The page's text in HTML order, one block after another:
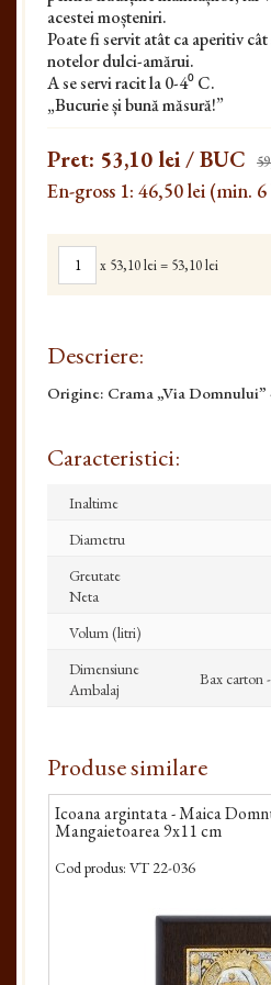
acestei moșteniri.
Poate fi servit atât ca aperitiv
notelor dulci-amărui.
A se servi racit la 0-4⁰ C.
„Bucurie și bună măsură!”
Pret: 53,10 lei/ BUC
En-gross 1: 46,50 lei (min. 6
x 53,10 lei= 53,10 lei
Descriere:
Origine: Crama „Via
Caracteristici:
Inaltime
Diametru
Greutate
Neta
Volum (litri)
Dimensiune
Ambalaj
Bax carton
Produse similare
Icoana argintata - Maica
Mangaietoarea 9x11 cm
Cod produs: VT 22-036